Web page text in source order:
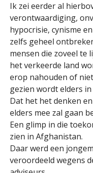
Ik zei eerder al
verontwaardiging,
hypocrisie, cynisme
zelfs geheel
mensen die zoveel te
het verkeerde land
erop nahouden of
gezien wordt elders in
Dat het het denken
elders mee zal gaan
Een glimp in die
zien in Afghanistan.
Daar werd een
veroordeeld wegens